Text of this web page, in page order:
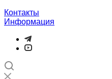
Контакты
Информация